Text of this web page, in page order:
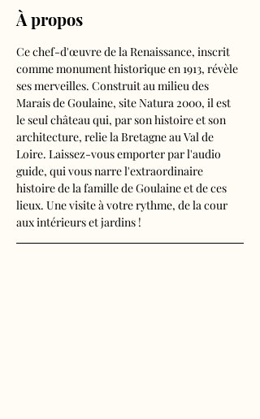
À propos
Ce chef-d'œuvre de la Renaissance, inscrit
comme monument historique en 1913, révèle
ses merveilles. Construit au milieu des
Marais de Goulaine, site Natura 2000, il est
le seul château qui, par son histoire et son
architecture, relie la Bretagne au Val de
Loire. Laissez-vous emporter par l'audio
guide, qui vous narre l'extraordinaire
histoire de la famille de Goulaine et de ces
lieux. Une visite à votre rythme, de la cour
aux intérieurs et jardins !